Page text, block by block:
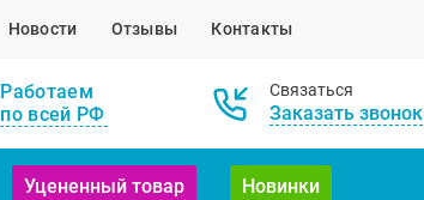
Новости Отзывы Контакты
Работаем
по всей РФ
Связаться
Заказать звонок
Уцененный товар Новинки